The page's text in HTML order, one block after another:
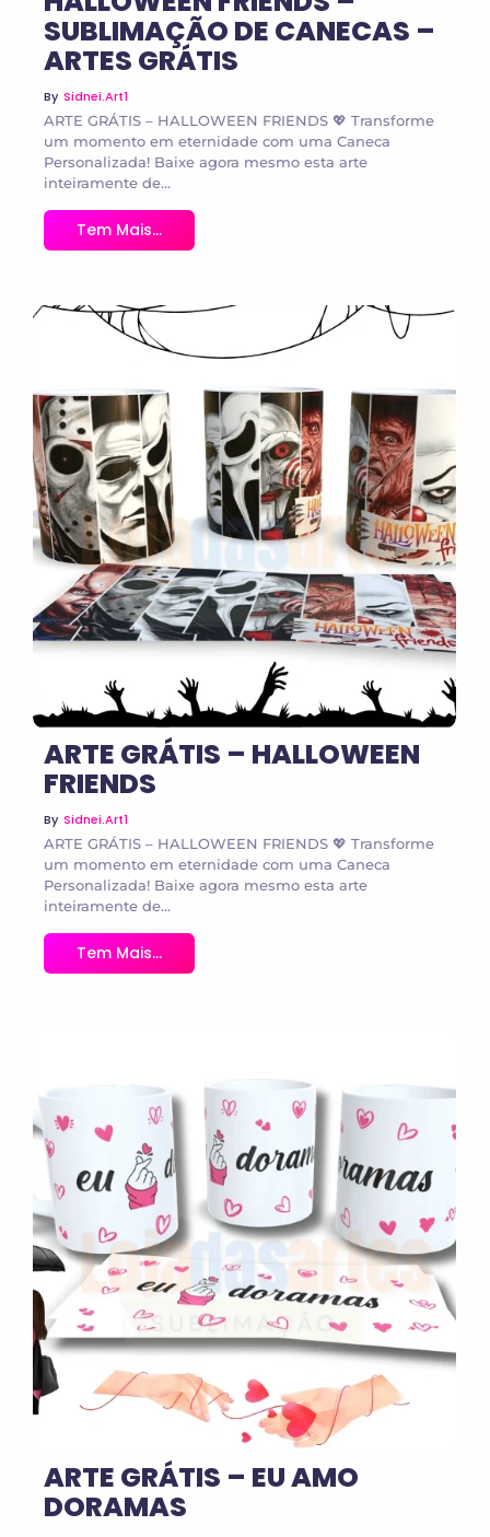
SUBLIMAÇÃO DE CANECAS –
ARTES GRÁTIS
By Sidnei.art1
ARTE GRÁTIS – HALLOWEEN FRIENDS 💖 Transforme
um momento em eternidade com uma Caneca
Personalizada! Baixe agora mesmo esta arte
inteiramente de...
Tem Mais...
No Comments
ARTE GRÁTIS – HALLOWEEN
FRIENDS
By Sidnei.art1
ARTE GRÁTIS – HALLOWEEN FRIENDS 💖 Transforme
um momento em eternidade com uma Caneca
Personalizada! Baixe agora mesmo esta arte
inteiramente de...
Tem Mais...
No Comments
ARTE GRÁTIS – EU AMO
DORAMAS